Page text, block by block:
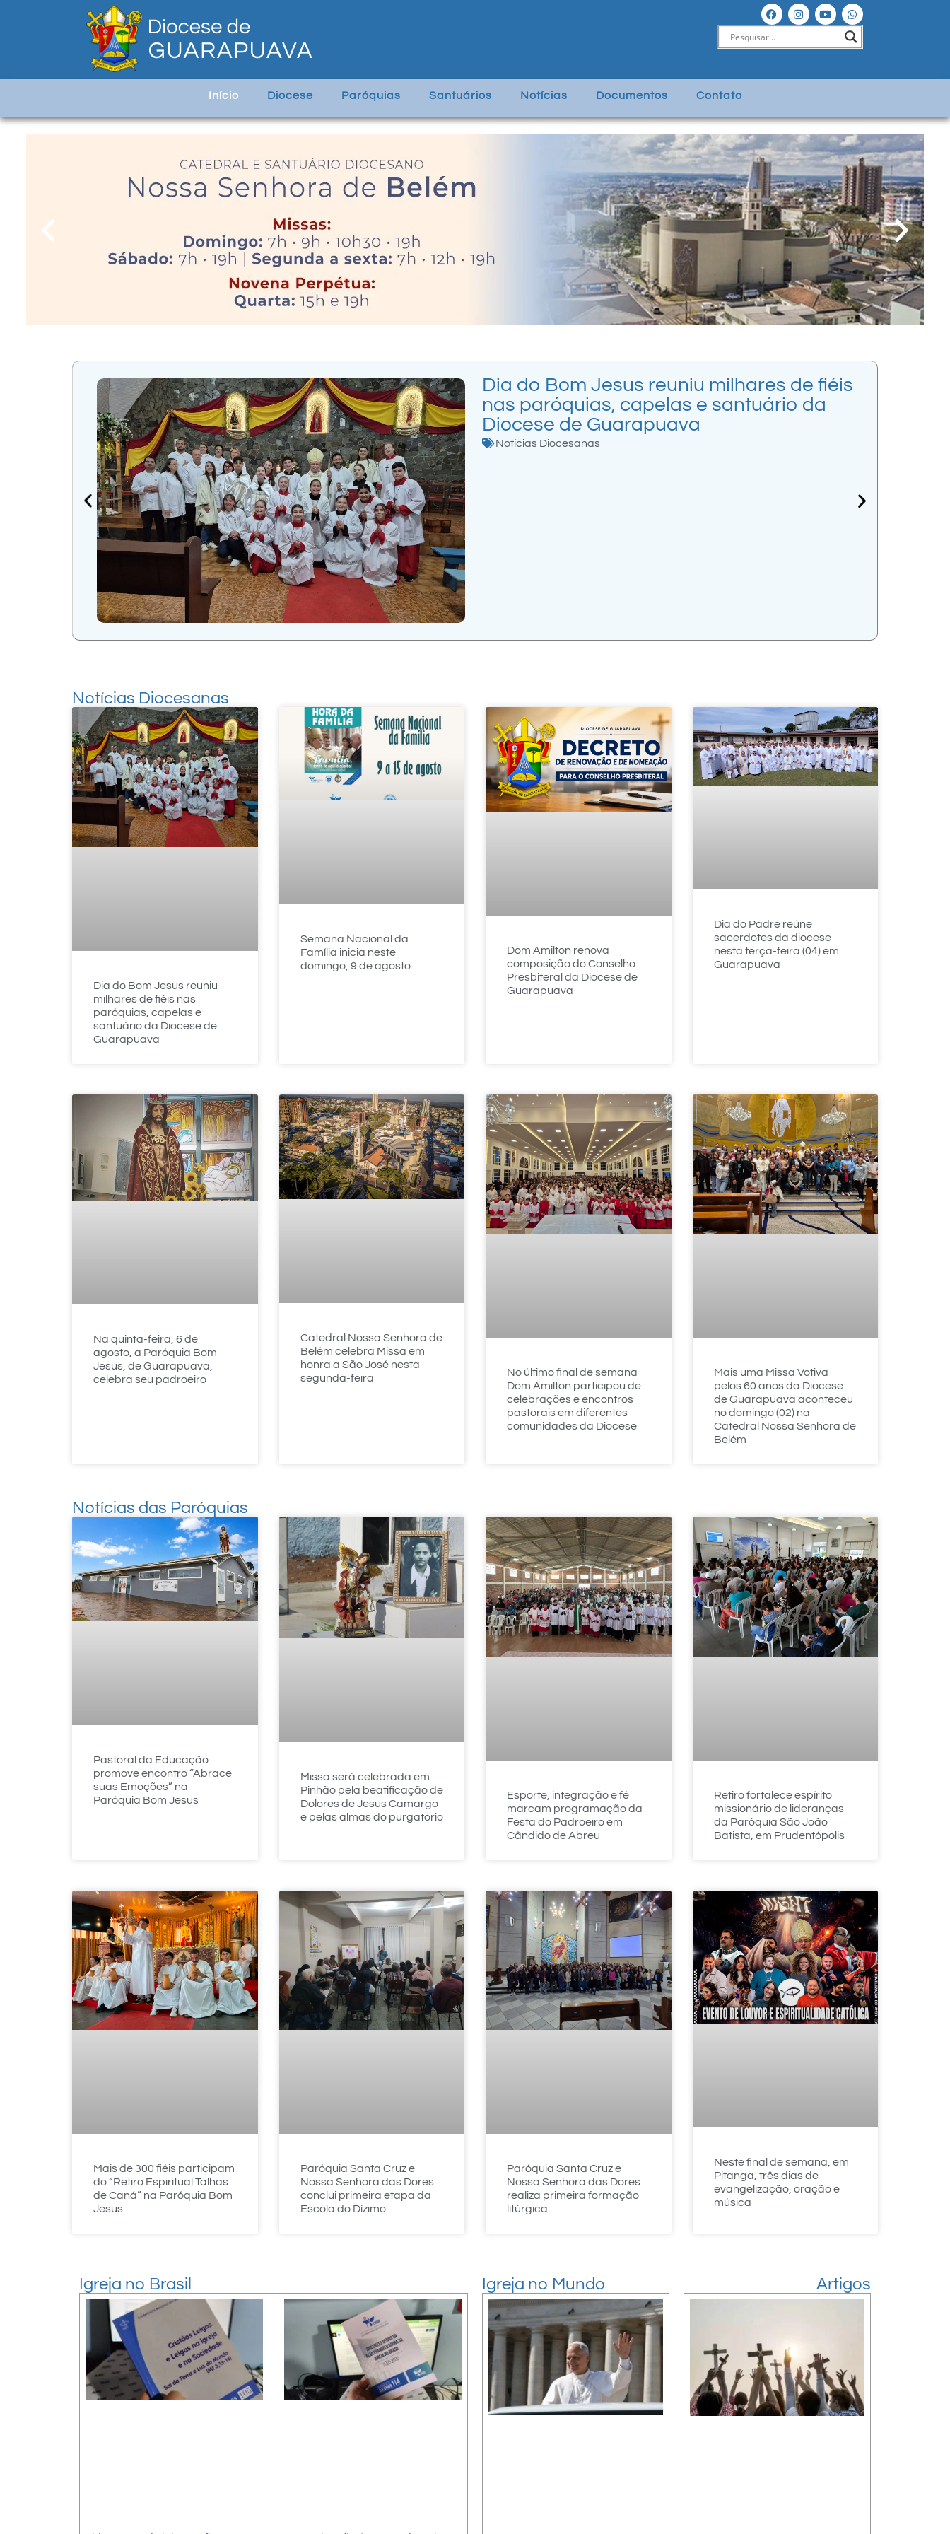
Início Diocese Paróquias Santuários Notícias Documentos Contato
Dia do Bom Jesus reuniu milhares de fiéis
nas paróquias, capelas e santuário da
Diocese de Guarapuava
Notícias Diocesanas
Notícias Diocesanas
Dia do Bom Jesus reuniu
milhares de fiéis nas
paróquias, capelas e
santuário da Diocese de
Guarapuava
Semana Nacional da
Família inicia neste
domingo, 9 de agosto
Dom Amilton renova
composição do Conselho
Presbiteral da Diocese de
Guarapuava
Dia do Padre reúne
sacerdotes da diocese
nesta terça-feira (04) em
Guarapuava
Na quinta-feira, 6 de
agosto, a Paróquia Bom
Jesus, de Guarapuava,
celebra seu padroeiro
Catedral Nossa Senhora de
Belém celebra Missa em
honra a São José nesta
segunda-feira
No último final de semana
Dom Amilton participou de
celebrações e encontros
pastorais em diferentes
comunidades da Diocese
Mais uma Missa Votiva
pelos 60 anos da Diocese
de Guarapuava aconteceu
no domingo (02) na
Catedral Nossa Senhora de
Belém
Notícias das Paróquias
Pastoral da Educação
promove encontro “Abrace
suas Emoções” na
Paróquia Bom Jesus
Missa será celebrada em
Pinhão pela beatificação de
Dolores de Jesus Camargo
e pelas almas do purgatório
Esporte, integração e fé
marcam programação da
Festa do Padroeiro em
Cândido de Abreu
Retiro fortalece espírito
missionário de lideranças
da Paróquia São João
Batista, em Prudentópolis
Mais de 300 fiéis participam
do “Retiro Espiritual Talhas
de Caná” na Paróquia Bom
Jesus
Paróquia Santa Cruz e
Nossa Senhora das Dores
conclui primeira etapa da
Escola do Dízimo
Paróquia Santa Cruz e
Nossa Senhora das Dores
realiza primeira formação
litúrgica
Neste final de semana, em
Pitanga, três dias de
evangelização, oração e
música
Igreja no Brasil Igreja no Mundo Artigos